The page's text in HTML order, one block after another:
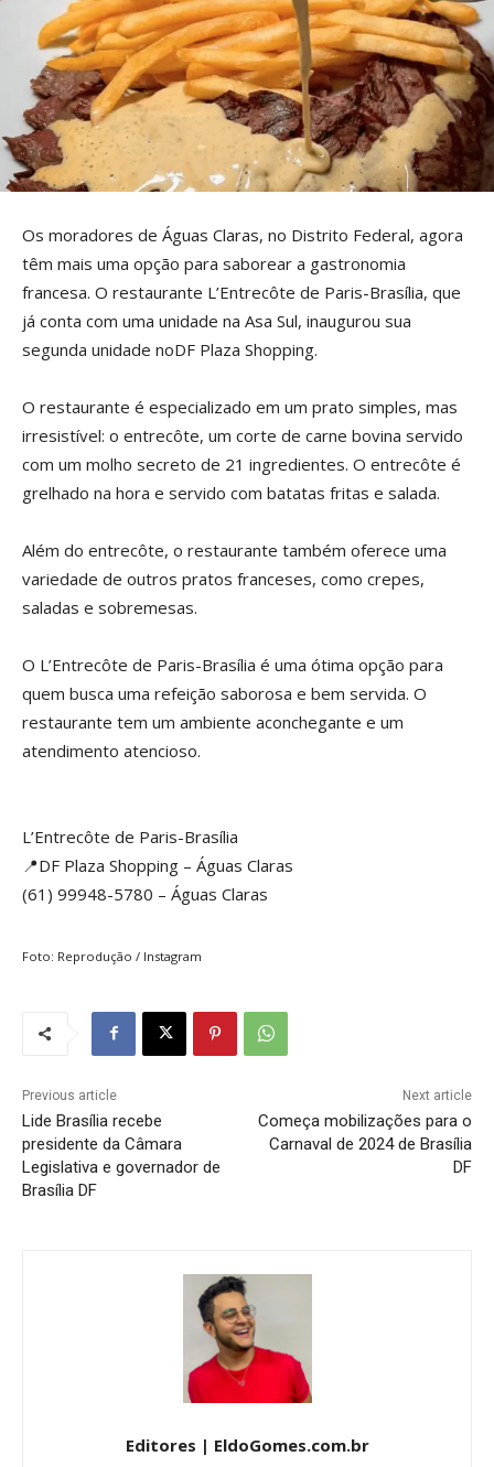
Os moradores de Águas Claras, no Distrito Federal, agora
têm mais uma opção para saborear a gastronomia
francesa. O restaurante L’Entrecôte de Paris-Brasília, que
já conta com uma unidade na Asa Sul, inaugurou sua
segunda unidade noDF Plaza Shopping.
O restaurante é especializado em um prato simples, mas
irresistível: o entrecôte, um corte de carne bovina servido
com um molho secreto de 21 ingredientes. O entrecôte é
grelhado na hora e servido com batatas fritas e salada.
Além do entrecôte, o restaurante também oferece uma
variedade de outros pratos franceses, como crepes,
saladas e sobremesas.
O L’Entrecôte de Paris-Brasília é uma ótima opção para
quem busca uma refeição saborosa e bem servida. O
restaurante tem um ambiente aconchegante e um
atendimento atencioso.
L’Entrecôte de Paris-Brasília
📍DF Plaza Shopping – Águas Claras
(61) 99948-5780 – Águas Claras
Foto: Reprodução / Instagram
Previous article
Lide Brasília recebe
presidente da Câmara
Legislativa e governador de
Brasília DF
Next article
Começa mobilizações para o
Carnaval de 2024 de Brasília
DF
Editores | EldoGomes.com.br